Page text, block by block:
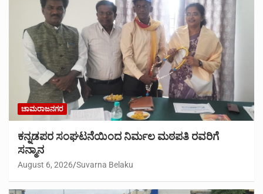
ಚಾಮರಾಜನಗರ
ಕನ್ನಡಪರ ಸಂಘಟನೆಯಿಂದ ನಿರ್ಮಲ ಮಠಪತಿ ರವರಿಗೆ
ಸನ್ಮಾನ
August 6, 2026 Suvarna Belaku